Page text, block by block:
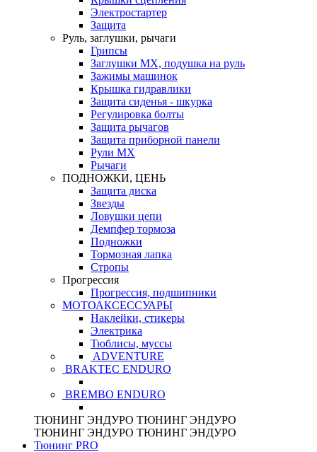
Электростартер
Защита
Руль, заглушки, рычаги
Грипсы
Заглушки MX, подушка на руль
Зажимы машинок
Крышка гидравлики
Защита сиденья - шкурка
Регулировка болты
Защита рычагов
Защита приборной панели
Рули MX
Рычаги
ПОДНОЖКИ, ЦЕНЬ
Защита диска
Звезды
Ловушки цепи
Демпфер тормоза
Подножки
Тормозная лапка
Стропы
Прогрессия
Прогрессия, подшипники
МОТОАКСЕССУАРЫ
Наклейки, стикеры
Электрика
Тюблисы, муссы
ADVENTURE
BRAKTEC ENDURO
BREMBO ENDURO
ТЮНИНГ ЭНДУРО ТЮНИНГ ЭНДУРО
ТЮНИНГ ЭНДУРО ТЮНИНГ ЭНДУРО
Тюнинг PRO